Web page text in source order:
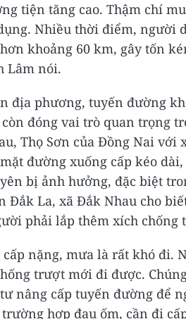
tiện tăng cao. Thậm chí
Nhiều thời điểm, người
hơn khoảng 60 km, gây tốn
Lâm nói.
địa phương, tuyến đường
đóng vai trò quan trọng
Thọ Sơn của Đồng Nai với
đường xuống cấp kéo
bị ảnh hưởng, đặc biệt
Đắk La, xã Đắk Nhau cho
phải lắp thêm xích chống
nặng, mưa là rất khó đi.
trượt mới đi được.
nâng cấp tuyến đường để
hợp đau ốm, cần đi